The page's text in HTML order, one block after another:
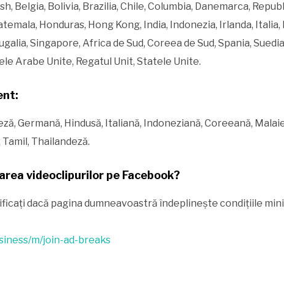
Belgia, Bolivia, Brazilia, Chile, Columbia, Danemarca,
Honduras, Hong Kong, India, Indonezia, Irlanda,
Singapore, Africa de Sud, Coreea de Sud, Spania,
Arabe Unite, Regatul Unit, Statele Unite.
Germană, Hindusă, Italiană, Indoneziană, Coreeană,
Thailandeză.
videoclipurilor pe Facebook?
dacă pagina dumneavoastră îndeplinește condițiile
m/join-ad-breaks